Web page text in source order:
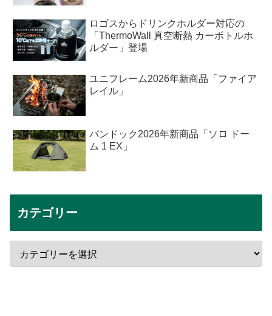
ロゴスからドリンクホルダー対応の
「ThermoWall 真空断熱 カーボトルホ
ルダー」登場
ユニフレーム2026年新商品「ファイア
レイル」
バンドック2026年新商品「ソロ ドー
ム 1 EX」
カテゴリー